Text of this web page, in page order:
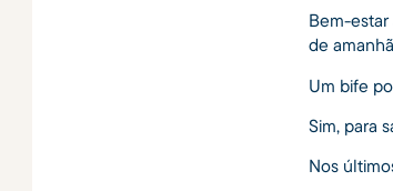
Bem-
de
Um bife
Sim, para
Nos